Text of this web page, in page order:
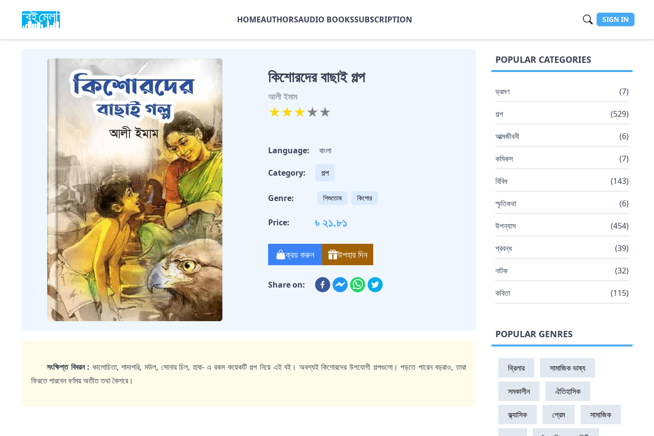
HOMEAUTHORSAUDIO BOOKSSUBSCRIPTION SIGN IN
কিশোরদের বাছাই গল্প
আলী ইমাম
★★★★★
Language: বাংলা
Category: গল্প
Genre: শিশুতোষ কিশোর
Price: ৳ ২১.৮১
ক্রয় করুন উপহার দিন
Share on:
সংক্ষিপ্ত বিবরন : কালোচিতা, শাদাপরি, মউল, সোনার চিল, হাবা- এ রকম কয়েকটি গল্প নিয়ে এই বই। অবশ্যই কিশোরদের উপযোগী গল্পগুলো। পড়তে পারেন বড়রাও, তারা
ফিরতে পারবেন বর্ণময় অতীত তথা কৈশরে।
POPULAR CATEGORIES
ভ্রমণ (7)
গল্প (529)
আত্মজীবনী (6)
কমিকস (7)
বিবিধ (143)
স্মৃতিকথা (6)
উপন্যাস (454)
প্রবন্ধ (39)
নাটক (32)
কবিতা (115)
POPULAR GENRES
থ্রিলার সামাজিক ভাষ্য
সমকালীন ঐতিহাসিক
ক্ল্যাসিক প্রেম সামাজিক